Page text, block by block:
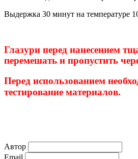
Выдержка 30 минут на температуре
Глазури перед нанесением
перемешать и пропустить
Перед использованием
тестирование материалов.
Автор